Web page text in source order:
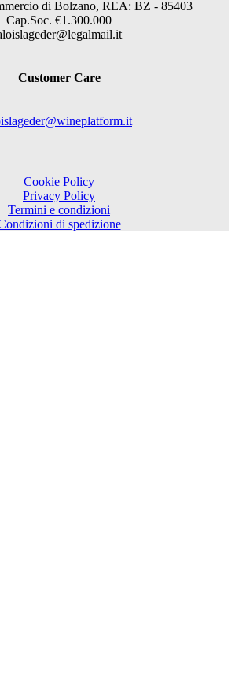
di Bolzano, REA: BZ - 85403
Cap.Soc. €1.300.000
Customer Care
Cookie Policy
Privacy Policy
Termini e condizioni
di spedizione